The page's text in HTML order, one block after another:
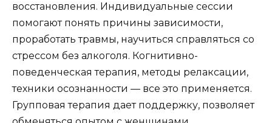
восстановления. Индивидуальные сессии
помогают понять причины зависимости,
проработать травмы, научиться справляться со
стрессом без алкоголя. Когнитивно-
поведенческая терапия, методы релаксации,
техники осознанности — все это применяется.
Групповая терапия дает поддержку, позволяет